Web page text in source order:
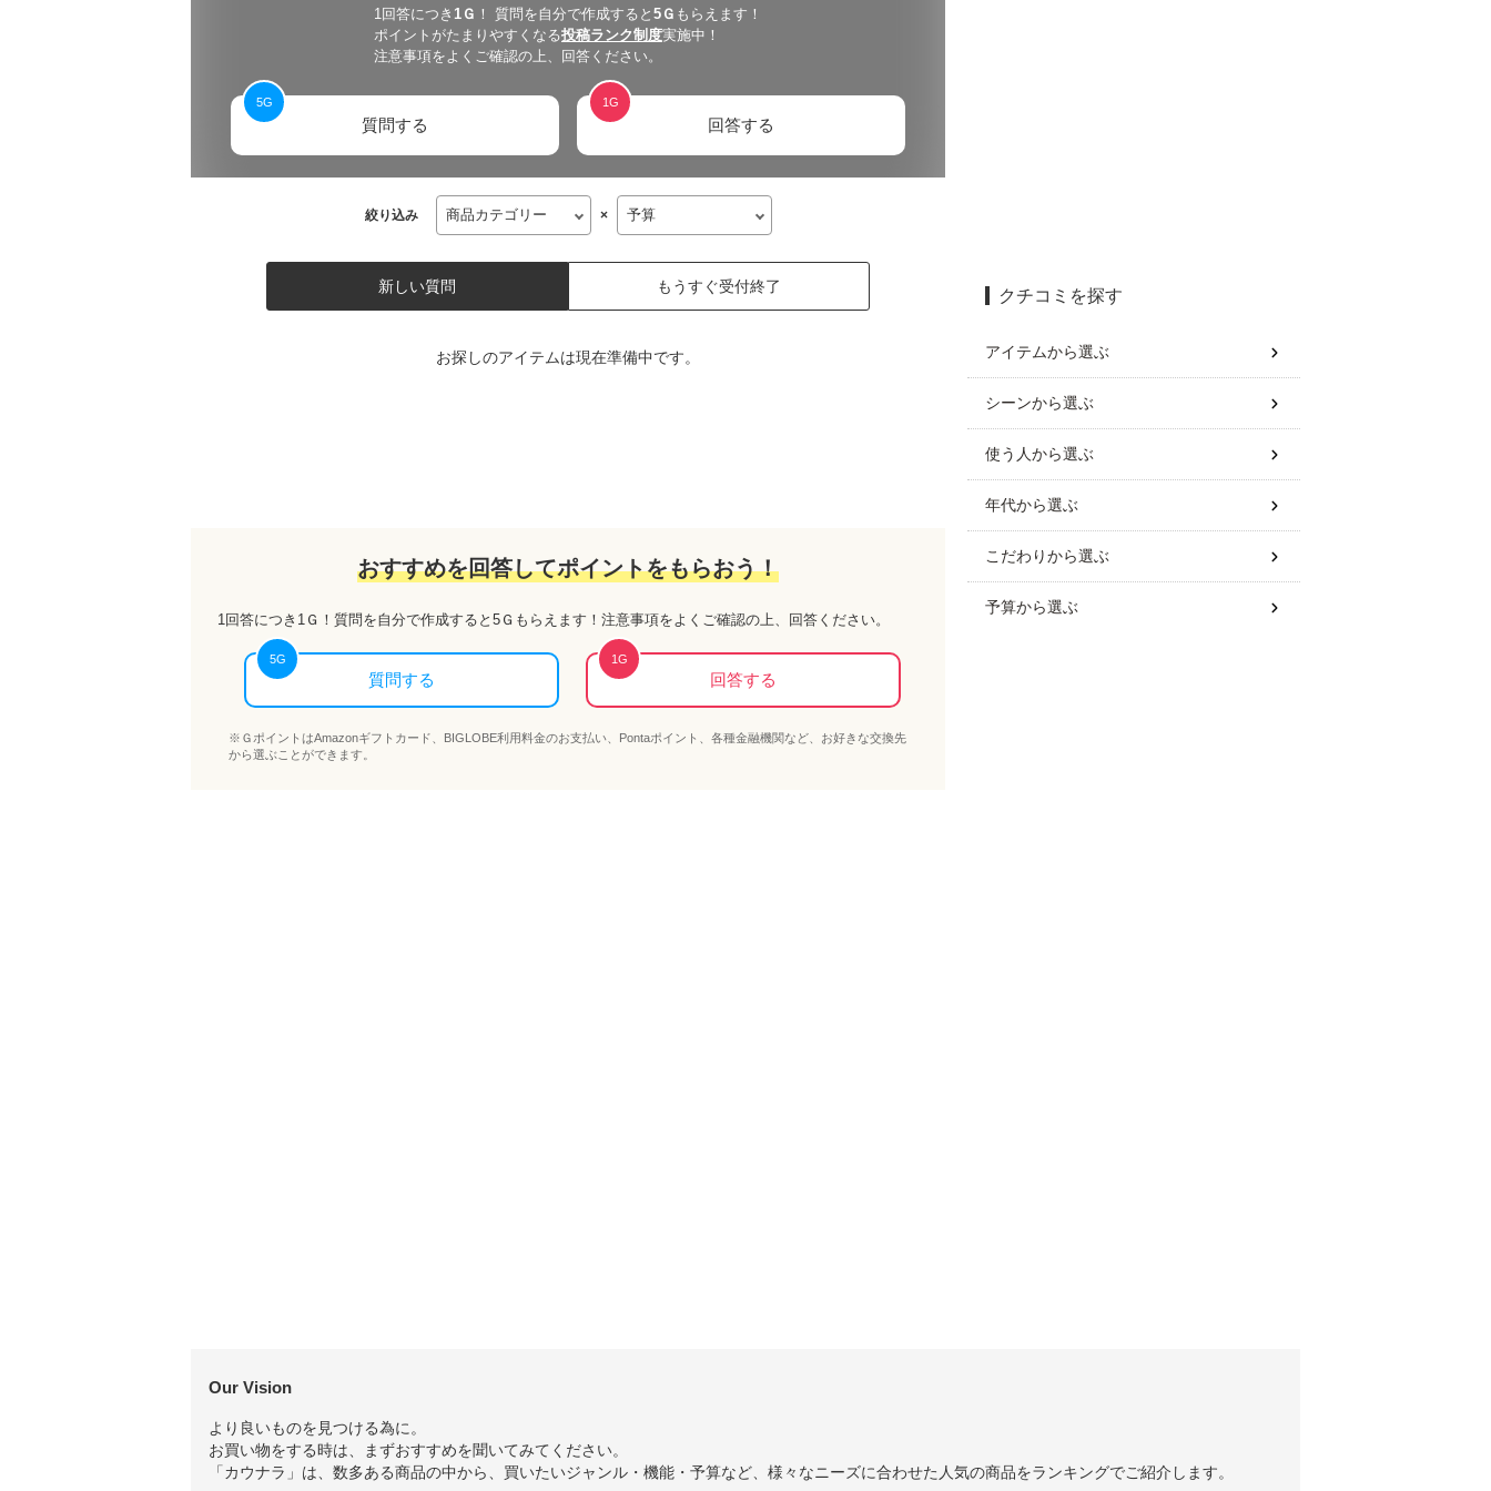
1回答につき 1 Ｇ ！ 質問を自分で作成すると 5 Ｇ もらえます！
ポイントがたまりやすくなる投稿ランク制度実施中！
注意事項をよくご確認の上、回答ください。
5G
質問する
1G
回答する
絞り込み ×
新しい質問 もうすぐ受付終了
お探しのアイテムは現在準備中です。
おすすめを回答してポイントをもらおう！
1回答につき 1Ｇ ！質問を自分で作成すると 5Ｇ もらえます！注意事項をよくご確認の上、回答ください。
5G
質問する
1G
回答する
※ＧポイントはAmazonギフトカード、BIGLOBE利用料金のお支払い、Pontaポイント、各種金融機関など、お好きな交換先
から選ぶことができます。
クチコミを探す
アイテムから選ぶ
シーンから選ぶ
使う人から選ぶ
年代から選ぶ
こだわりから選ぶ
予算から選ぶ
Our Vision
より良いものを見つける為に。
お買い物をする時は、まずおすすめを聞いてみてください。
「カウナラ」は、数多ある商品の中から、買いたいジャンル・機能・予算など、様々なニーズに合わせた人気の商品をランキングでご紹介します。